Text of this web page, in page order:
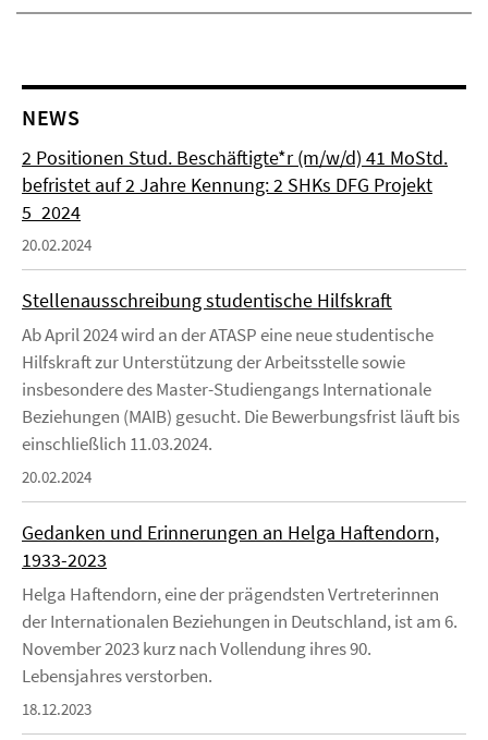
NEWS
2 Positionen Stud. Beschäftigte*r (m/w/d) 41 MoStd.
befristet auf 2 Jahre Kennung: 2 SHKs DFG Projekt
5_2024
20.02.2024
Stellenausschreibung studentische Hilfskraft
Ab April 2024 wird an der ATASP eine neue studentische
Hilfskraft zur Unterstützung der Arbeitsstelle sowie
insbesondere des Master-Studiengangs Internationale
Beziehungen (MAIB) gesucht. Die Bewerbungsfrist läuft bis
einschließlich 11.03.2024.
20.02.2024
Gedanken und Erinnerungen an Helga Haftendorn,
1933-2023
Helga Haftendorn, eine der prägendsten Vertreterinnen
der Internationalen Beziehungen in Deutschland, ist am 6.
November 2023 kurz nach Vollendung ihres 90.
Lebensjahres verstorben.
18.12.2023